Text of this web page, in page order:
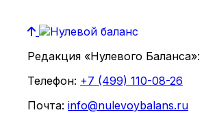
Редакция «Нулевого Баланса»:
Телефон: +7 (499) 110-08-26
Почта: info@nulevoybalans.ru